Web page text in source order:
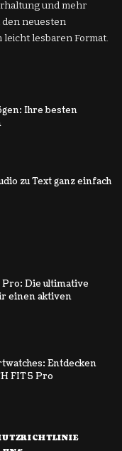
und mehr
den neuesten
lesbaren Format.
Ihre besten
zu Text ganz einfach
Pro: Die ultimative
einen aktiven
Entdecken
FIT 5 Pro